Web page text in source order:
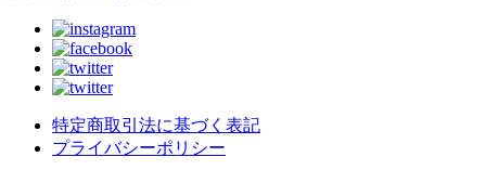
特定商取引法に基づく表記
プライバシーポリシー